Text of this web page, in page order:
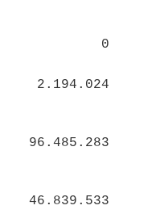
0
2.194.024
96.485.283
46.839.533